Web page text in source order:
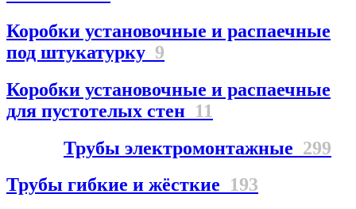
Коробки установочные и распаечные
под штукатурку 9
Коробки установочные и распаечные
для пустотелых стен 11
Трубы электромонтажные 299
Трубы гибкие и жёсткие 193